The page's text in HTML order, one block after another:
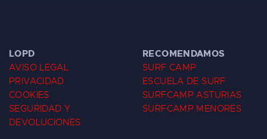
LOPD
AVISO LEGAL
PRIVACIDAD
COOKIES
SEGURIDAD Y
DEVOLUCIONES
RECOMENDAMOS
SURF CAMP
ESCUELA DE SURF
SURFCAMP ASTURIAS
SURFCAMP MENORES